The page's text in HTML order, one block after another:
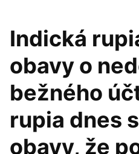
Indická
obavy o
bežného
rupia dnes
obavy, že